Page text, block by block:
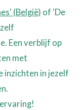
(België) of 'De
Een verblijf op
met
inzichten in jezelf